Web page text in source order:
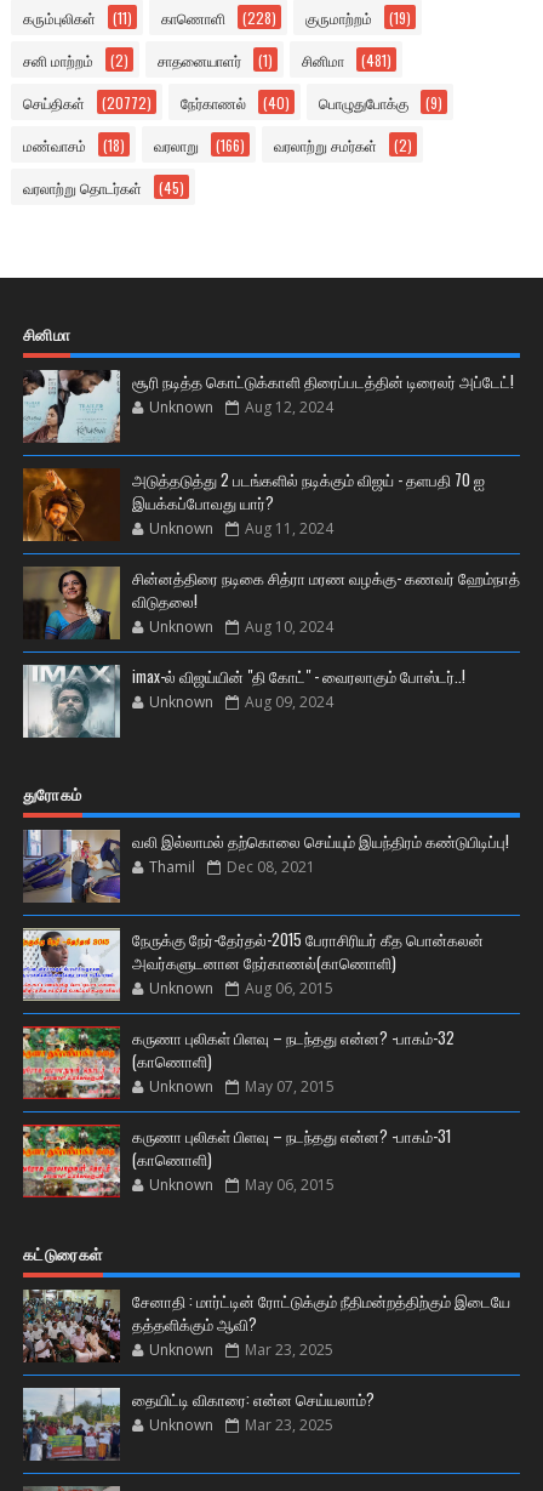
கரும்புலிகள் (11) காணொளி (228) குருமாற்றம் (19)
சனி மாற்றம் (2) சாதனையாளர் (1) சினிமா (481)
செய்திகள் (20772) நேர்காணல் (40) பொழுதுபோக்கு (9)
மண்வாசம் (18) வரலாறு (166) வரலாற்று சமர்கள் (2)
வரலாற்று தொடர்கள் (45)
சினிமா
சூரி நடித்த கொட்டுக்காளி திரைப்படத்தின் டிரைலர் அப்டேட்!
Unknown Aug 12, 2024
அடுத்தடுத்து 2 படங்களில் நடிக்கும் விஜய் - தளபதி 70 ஐ
இயக்கப்போவது யார்?
Unknown Aug 11, 2024
சின்னத்திரை நடிகை சித்ரா மரண வழக்கு- கணவர் ஹேம்நாத்
விடுதலை!
Unknown Aug 10, 2024
imax-ல் விஜய்யின் "தி கோட்" - வைரலாகும் போஸ்டர்..!
Unknown Aug 09, 2024
துரோகம்
வலி இல்லாமல் தற்கொலை செய்யும் இயந்திரம் கண்டுபிடிப்பு!
Thamil Dec 08, 2021
நேருக்கு நேர்-தேர்தல்-2015 பேராசிரியர் கீத பொன்கலன்
அவர்களுடனான நேர்காணல்(காணொளி)
Unknown Aug 06, 2015
கருணா புலிகள் பிளவு – நடந்தது என்ன? -பாகம்-32
(காணொளி)
Unknown May 07, 2015
கருணா புலிகள் பிளவு – நடந்தது என்ன? -பாகம்-31
(காணொளி)
Unknown May 06, 2015
கட்டுரைகள்
சேனாதி : மார்ட்டின் ரோட்டுக்கும் நீதிமன்றத்திற்கும் இடையே
தத்தளிக்கும் ஆவி?
Unknown Mar 23, 2025
தையிட்டி விகாரை: என்ன செய்யலாம்?
Unknown Mar 23, 2025